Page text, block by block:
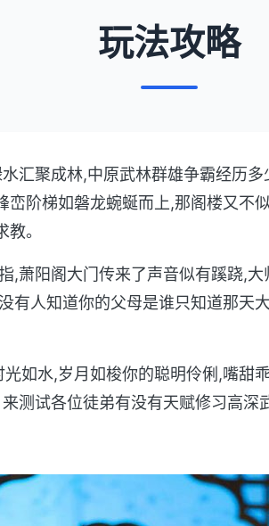
玩法攻略
汇聚成林,中原武林群雄争霸经历
峦阶梯如磐龙蜿蜒而上,那阁楼又不
。
,萧阳阁大门传来了声音似有蹊跷,
有人知道你的父母是谁只知道那天
如水,岁月如梭你的聪明伶俐,嘴甜
测试各位徒弟有没有天赋修习高深